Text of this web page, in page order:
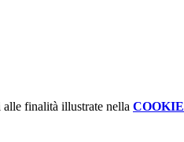
finalità illustrate nella